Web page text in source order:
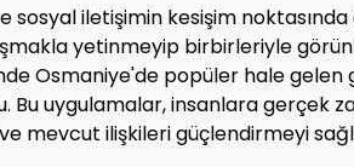
sosyal iletişimin kesişim
yetinmeyip birbirleriyle
Osmaniye'de popüler hale gelen
Bu uygulamalar, insanlara gerçek
mevcut ilişkileri güçlendirmeyi